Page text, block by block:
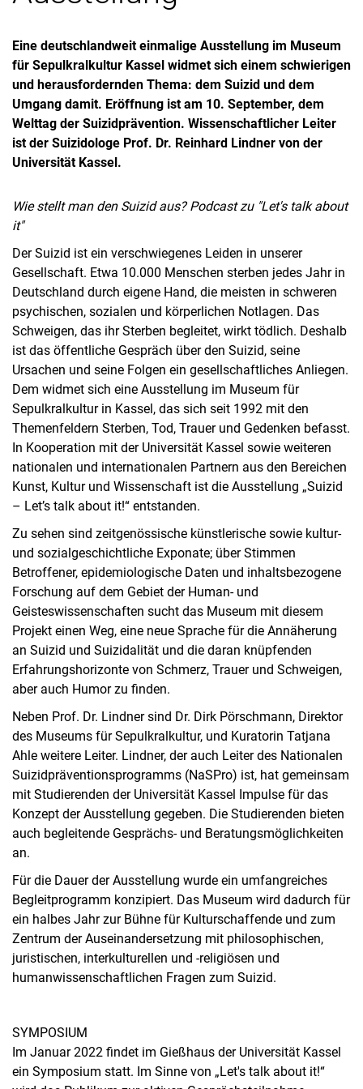
Eine deutschlandweit einmalige Ausstellung im Museum
für Sepulkralkultur Kassel widmet sich einem schwierigen
und herausfordernden Thema: dem Suizid und dem
Umgang damit. Eröffnung ist am 10. September, dem
Welttag der Suizidprävention. Wissenschaftlicher Leiter
ist der Suizidologe Prof. Dr. Reinhard Lindner von der
Universität Kassel.
Wie stellt man den Suizid aus? Podcast zu "Let's talk about
it"
Der Suizid ist ein verschwiegenes Leiden in unserer
Gesellschaft. Etwa 10.000 Menschen sterben jedes Jahr in
Deutschland durch eigene Hand, die meisten in schweren
psychischen, sozialen und körperlichen Notlagen. Das
Schweigen, das ihr Sterben begleitet, wirkt tödlich. Deshalb
ist das öffentliche Gespräch über den Suizid, seine
Ursachen und seine Folgen ein gesellschaftliches Anliegen.
Dem widmet sich eine Ausstellung im Museum für
Sepulkralkultur in Kassel, das sich seit 1992 mit den
Themenfeldern Sterben, Tod, Trauer und Gedenken befasst.
In Kooperation mit der Universität Kassel sowie weiteren
nationalen und internationalen Partnern aus den Bereichen
Kunst, Kultur und Wissenschaft ist die Ausstellung „Suizid
– Let’s talk about it!“ entstanden.
Zu sehen sind zeitgenössische künstlerische sowie kultur-
und sozialgeschichtliche Exponate; über Stimmen
Betroffener, epidemiologische Daten und inhaltsbezogene
Forschung auf dem Gebiet der Human- und
Geisteswissenschaften sucht das Museum mit diesem
Projekt einen Weg, eine neue Sprache für die Annäherung
an Suizid und Suizidalität und die daran knüpfenden
Erfahrungshorizonte von Schmerz, Trauer und Schweigen,
aber auch Humor zu finden.
Neben Prof. Dr. Lindner sind Dr. Dirk Pörschmann, Direktor
des Museums für Sepulkralkultur, und Kuratorin Tatjana
Ahle weitere Leiter. Lindner, der auch Leiter des Nationalen
Suizidpräventionsprogramms (NaSPro) ist, hat gemeinsam
mit Studierenden der Universität Kassel Impulse für das
Konzept der Ausstellung gegeben. Die Studierenden bieten
auch begleitende Gesprächs- und Beratungsmöglichkeiten
an.
Für die Dauer der Ausstellung wurde ein umfangreiches
Begleitprogramm konzipiert. Das Museum wird dadurch für
ein halbes Jahr zur Bühne für Kulturschaffende und zum
Zentrum der Auseinandersetzung mit philosophischen,
juristischen, interkulturellen und -religiösen und
humanwissenschaftlichen Fragen zum Suizid.
SYMPOSIUM
Im Januar 2022 findet im Gießhaus der Universität Kassel
ein Symposium statt. Im Sinne von „Let's talk about it!“